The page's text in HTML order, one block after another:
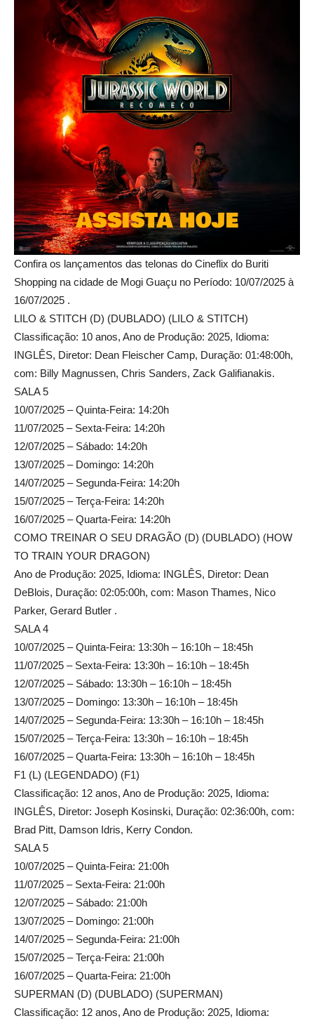
Confira os lançamentos das telonas do Cineflix do Buriti
Shopping na cidade de Mogi Guaçu no Período: 10/07/2025 à
16/07/2025 .
LILO & STITCH (D) (DUBLADO) (LILO & STITCH)
Classificação: 10 anos, Ano de Produção: 2025, Idioma:
INGLÊS, Diretor: Dean Fleischer Camp, Duração: 01:48:00h,
com: Billy Magnussen, Chris Sanders, Zack Galifianakis.
SALA 5
10/07/2025 – Quinta-Feira: 14:20h
11/07/2025 – Sexta-Feira: 14:20h
12/07/2025 – Sábado: 14:20h
13/07/2025 – Domingo: 14:20h
14/07/2025 – Segunda-Feira: 14:20h
15/07/2025 – Terça-Feira: 14:20h
16/07/2025 – Quarta-Feira: 14:20h
COMO TREINAR O SEU DRAGÃO (D) (DUBLADO) (HOW
TO TRAIN YOUR DRAGON)
Ano de Produção: 2025, Idioma: INGLÊS, Diretor: Dean
DeBlois, Duração: 02:05:00h, com: Mason Thames, Nico
Parker, Gerard Butler .
SALA 4
10/07/2025 – Quinta-Feira: 13:30h – 16:10h – 18:45h
11/07/2025 – Sexta-Feira: 13:30h – 16:10h – 18:45h
12/07/2025 – Sábado: 13:30h – 16:10h – 18:45h
13/07/2025 – Domingo: 13:30h – 16:10h – 18:45h
14/07/2025 – Segunda-Feira: 13:30h – 16:10h – 18:45h
15/07/2025 – Terça-Feira: 13:30h – 16:10h – 18:45h
16/07/2025 – Quarta-Feira: 13:30h – 16:10h – 18:45h
F1 (L) (LEGENDADO) (F1)
Classificação: 12 anos, Ano de Produção: 2025, Idioma:
INGLÊS, Diretor: Joseph Kosinski, Duração: 02:36:00h, com:
Brad Pitt, Damson Idris, Kerry Condon.
SALA 5
10/07/2025 – Quinta-Feira: 21:00h
11/07/2025 – Sexta-Feira: 21:00h
12/07/2025 – Sábado: 21:00h
13/07/2025 – Domingo: 21:00h
14/07/2025 – Segunda-Feira: 21:00h
15/07/2025 – Terça-Feira: 21:00h
16/07/2025 – Quarta-Feira: 21:00h
SUPERMAN (D) (DUBLADO) (SUPERMAN)
Classificação: 12 anos, Ano de Produção: 2025, Idioma: